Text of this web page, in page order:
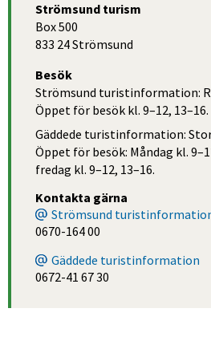
Strömsund turism
Box 500
833 24 Strömsund
Besök
Strömsund turistinformation:
Öppet för besök kl. 9–12, 13–16.
Gäddede turistinformation:
Öppet för besök: Måndag kl.
fredag kl. 9–12, 13–16.
Kontakta gärna
Strömsund
0670-164 00
Gäddede turistinformation
0672-41 67 30